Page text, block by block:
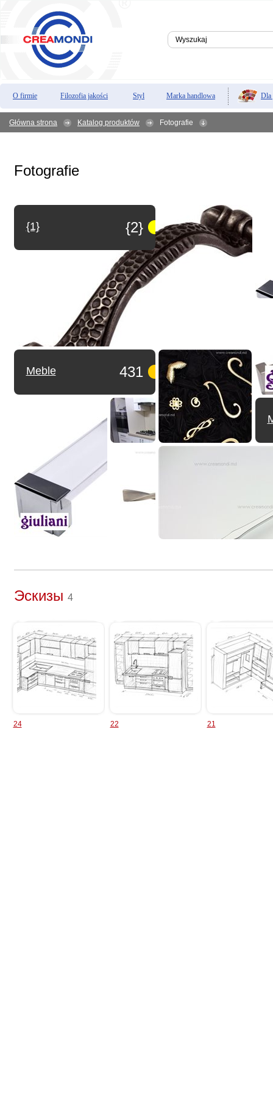
O firmie Filozofia jakości Styl Marka handlowa Dla
Główna strona Katalog produktów Fotografie
Fotografie
Meble 431
{1} {2}
Эскизы 4
24 22 21